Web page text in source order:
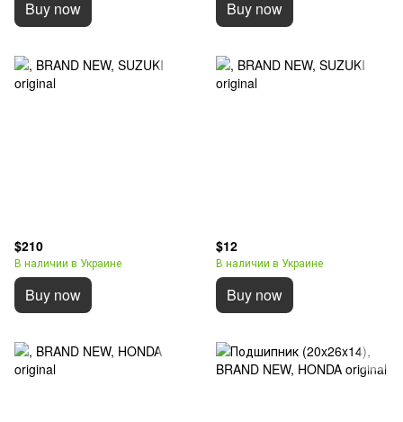
Buy now Buy now
$210
В наличии в Украине
Buy now
$12
В наличии в Украине
Buy now